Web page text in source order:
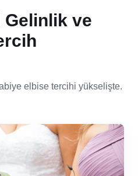
Gelinlik ve
elbise tercihi yükselişte.